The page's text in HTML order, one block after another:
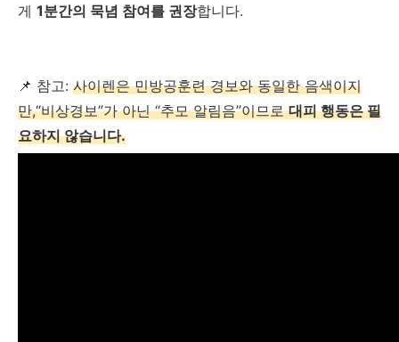
게 1분간의 묵념 참여를 권장합니다.
📌 참고: 사이렌은 민방공훈련 경보와 동일한 음색이지
만,“비상경보”가 아닌 “추모 알림음”이므로대피 행동은 필
요하지 않습니다.